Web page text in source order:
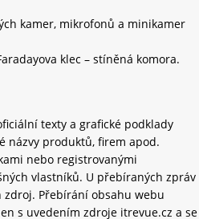
kamer, mikrofonů a minikamer
klec – stíněná komora.
texty a grafické podklady
názvy produktů, firem apod.
nebo registrovanými
vlastníků. U přebíraných zpráv
Přebírání obsahu webu
s uvedením zdroje itrevue.cz a se